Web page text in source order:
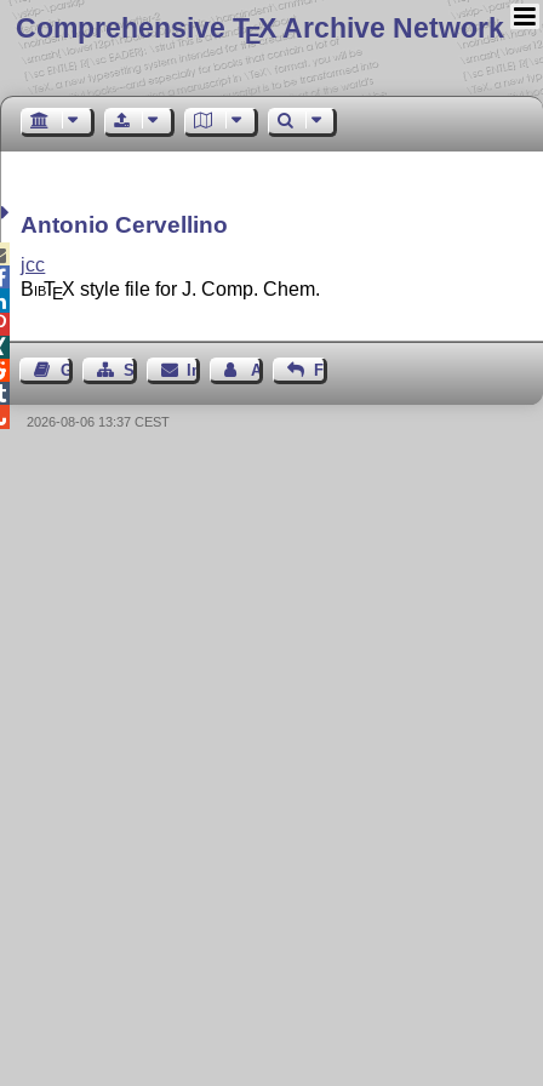
Comprehensive TEX Archive Network
Antonio Cervellino
jcc
BibTEX style file for J. Comp. Chem.
GästebuchSeiten-Struktur
ImpressumAutor kontaktieren
Feedback
2026-08-06 13:37 CEST